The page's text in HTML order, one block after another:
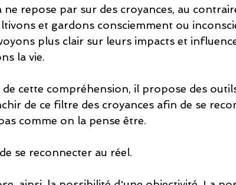
ne repose par sur des croyances, au
et gardons consciemment ou
plus clair sur leurs impacts et
la vie.
cette compréhension, il propose des
de ce filtre des croyances afin de se
comme on la pense être.
se reconnecter au réel.